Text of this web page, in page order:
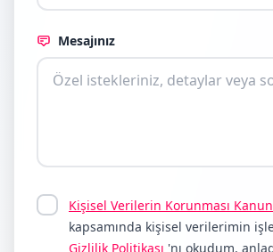
Mesajınız
Kişisel Verilerin Korunması
kapsamında kişisel verilerimin
Gizlilik Politikası 'nı okudum,